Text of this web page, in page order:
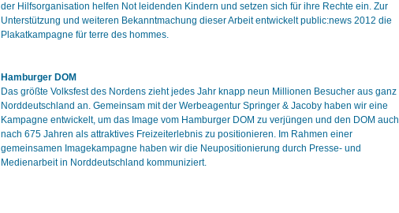
der Hilfsorganisation helfen Not leidenden Kindern und setzen sich für ihre Rechte ein. Zur
Unterstützung und weiteren Bekanntmachung dieser Arbeit entwickelt public:news 2012 die
Plakatkampagne für terre des hommes.
Hamburger DOM
Das größte Volksfest des Nordens zieht jedes Jahr knapp neun Millionen Besucher aus ganz
Norddeutschland an. Gemeinsam mit der Werbeagentur Springer & Jacoby haben wir eine
Kampagne entwickelt, um das Image vom Hamburger DOM zu verjüngen und den DOM auch
nach 675 Jahren als attraktives Freizeiterlebnis zu positionieren. Im Rahmen einer
gemeinsamen Imagekampagne haben wir die Neupositionierung durch Presse- und
Medienarbeit in Norddeutschland kommuniziert.